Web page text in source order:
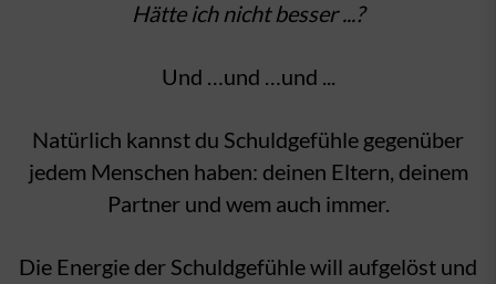
Hätte ich nicht besser ...?
Und …und …und ...
Natürlich kannst du Schuldgefühle gegenüber
jedem Menschen haben: deinen Eltern, deinem
Partner und wem auch immer.
Die Energie der Schuldgefühle will aufgelöst und